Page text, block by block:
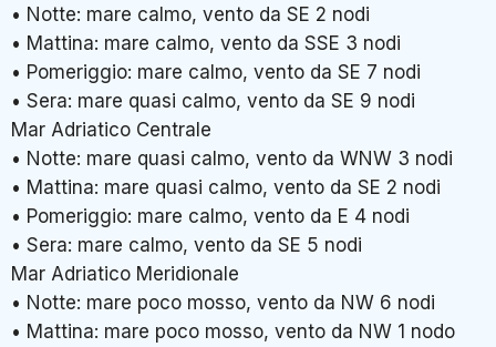
• Notte: mare calmo, vento da SE 2 nodi
• Mattina: mare calmo, vento da SSE 3 nodi
• Pomeriggio: mare calmo, vento da SE 7 nodi
• Sera: mare quasi calmo, vento da SE 9 nodi
Mar Adriatico Centrale
• Notte: mare quasi calmo, vento da WNW 3 nodi
• Mattina: mare quasi calmo, vento da SE 2 nodi
• Pomeriggio: mare calmo, vento da E 4 nodi
• Sera: mare calmo, vento da SE 5 nodi
Mar Adriatico Meridionale
• Notte: mare poco mosso, vento da NW 6 nodi
• Mattina: mare poco mosso, vento da NW 1 nodo